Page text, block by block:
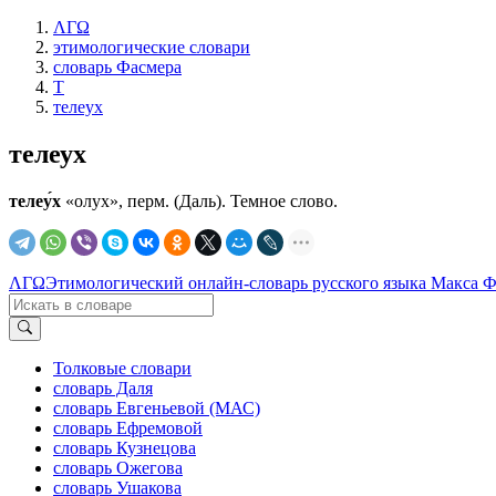
ΛΓΩ
этимологические словари
словарь Фасмера
Т
телеух
телеух
телеу́х «олух», перм. (Даль). Темное слово.
ΛΓΩЭтимологический онлайн-словарь русского языка Макса
Толковые словари
словарь Даля
словарь Евгеньевой (МАС)
словарь Ефремовой
словарь Кузнецова
словарь Ожегова
словарь Ушакова